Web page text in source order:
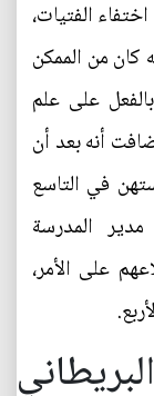
الفتيات،
كان من الممكن
على علم
أنه بعد أن
في التاسع
المدرسة
على الأمر،